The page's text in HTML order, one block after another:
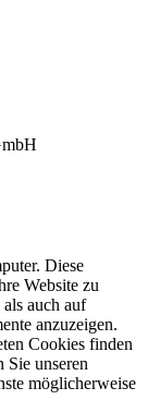
Diese
Website zu
auch auf
anzuzeigen.
Cookies finden
Sie unseren
möglicherweise